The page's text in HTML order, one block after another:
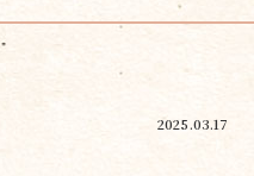
2025.03.17